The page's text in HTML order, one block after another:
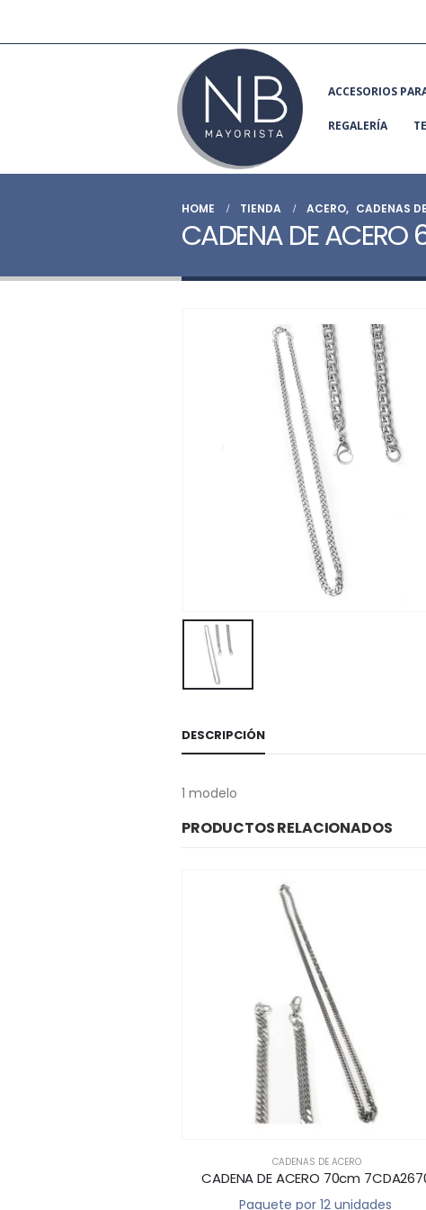
ACCESORIOS
REGALERÍA
HOME TIENDA ACERO, CADENAS
CADENA DE
DESCRIPCIÓN
1 modelo
PRODUCTOS RELACIONADOS
CADENAS DE ACERO
CADENA DE ACERO 70cm
Paquete por 12 unidades